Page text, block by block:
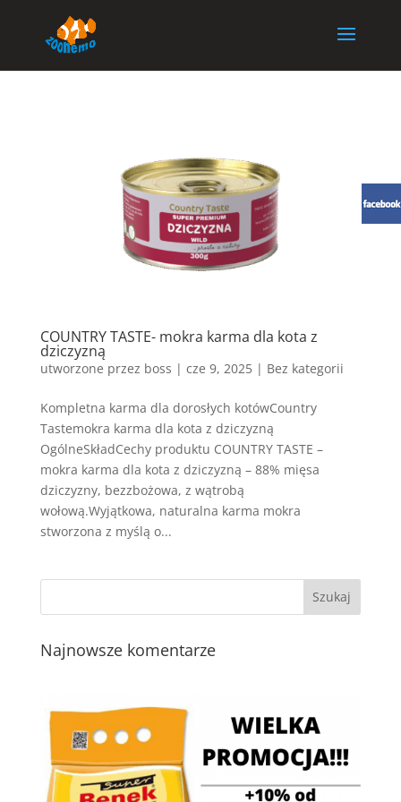
COUNTRY TASTE- mokra karma dla kota z
dziczyzną
utworzone przez boss | cze 9, 2025| Bez kategorii
Kompletna karma dla dorosłych kotówCountry
Tastemokra karma dla kota z dziczyzną
OgólneSkładCechy produktu COUNTRY TASTE –
mokra karma dla kota z dziczyzną – 88% mięsa
dziczyzny, bezzbożowa, z wątrobą
wołową.Wyjątkowa, naturalna karma mokra
stworzona z myślą o...
Najnowsze komentarze